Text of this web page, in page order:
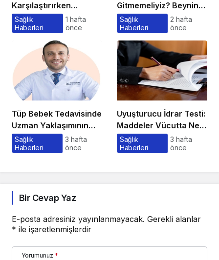
Karşılaştırırken
Gözden Kaçan
Maliyetler
Sağlık
Haberleri
1 hafta
önce
Gitmemeliyiz? Beynin
Satın Alma Psikolojisi
Sağlık
Haberleri
2 hafta
önce
Tüp Bebek Tedavisinde
Uzman Yaklaşımının
Önemi ve Bilinmesi
Gerekenler
Sağlık
Haberleri
3 hafta
önce
Uyuşturucu İdrar Testi:
Maddeler Vücutta Ne
Kadar Kalır, Süreç
Nasıl İşler?
Sağlık
Haberleri
3 hafta
önce
Bir Cevap Yaz
E-posta adresiniz yayınlanmayacak. Gerekli alanlar
* ile işaretlenmişlerdir
Yorumunuz *